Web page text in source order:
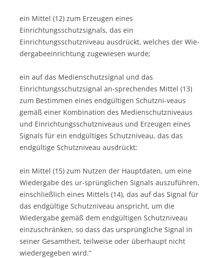
ein Mittel (12) zum Erzeugen eines
Einrichtungsschutzsignals, das ein
Einrichtungsschutzniveau ausdrückt, welches der Wie-
dergabeeinrichtung zugewiesen wurde;
ein auf das Medienschutzsignal und das
Einrichtungsschutzsignal an-sprechendes Mittel (13)
zum Bestimmen eines endgültigen Schutzni-veaus
gemäß einer Kombination des Medienschutzniveaus
und Einrichtungsschutzniveaus und Erzeugen eines
Signals für ein endgültiges Schutzniveau, das das
endgültige Schutzniveau ausdrückt;
ein Mittel (15) zum Nutzen der Hauptdaten, um eine
Wiedergabe des ur-sprünglichen Signals auszuführen,
einschließlich eines Mittels (14), das auf das Signal für
das endgültige Schutzniveau anspricht, um die
Wiedergabe gemäß dem endgültigen Schutzniveau
einzuschränken, so dass das ursprüngliche Signal in
seiner Gesamtheit, teilweise oder überhaupt nicht
wiedergegeben wird.“